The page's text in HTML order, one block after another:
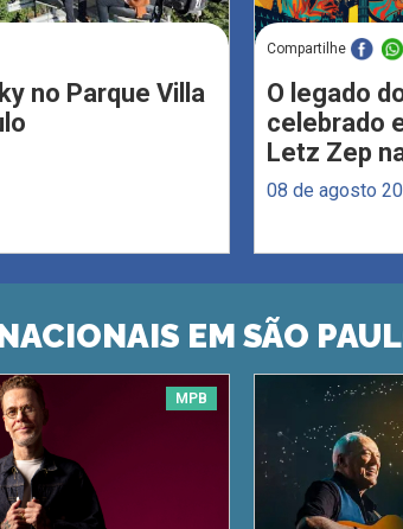
no Parque Villa
Compartilhe
O legado
celebrado
Letz Zep
08 de agosto
EM SÃO
MPB